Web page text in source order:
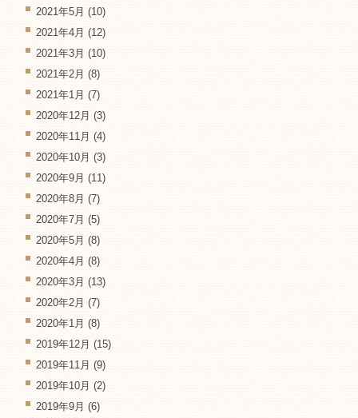
2021年5月 (10)
2021年4月 (12)
2021年3月 (10)
2021年2月 (8)
2021年1月 (7)
2020年12月 (3)
2020年11月 (4)
2020年10月 (3)
2020年9月 (11)
2020年8月 (7)
2020年7月 (5)
2020年5月 (8)
2020年4月 (8)
2020年3月 (13)
2020年2月 (7)
2020年1月 (8)
2019年12月 (15)
2019年11月 (9)
2019年10月 (2)
2019年9月 (6)